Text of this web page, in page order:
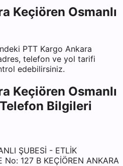
Keçiören Osmanlı
PTT Kargo Ankara
telefon ve yol tarifi
edebilirsiniz.
Keçiören Osmanlı
Bilgileri
ŞUBESİ - ETLİK
No: 127 B KEÇİÖREN ANKARA